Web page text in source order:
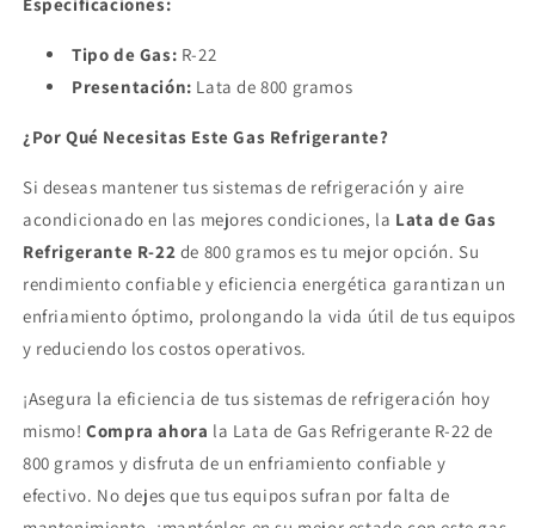
Tipo de Gas: R-22
Presentación: Lata de 800 gramos
¿Por Qué Necesitas Este Gas Refrigerante?
Si deseas mantener tus sistemas de refrigeración y aire
acondicionado en las mejores condiciones, la Lata de Gas
Refrigerante R-22 de 800 gramos es tu mejor opción. Su
rendimiento confiable y eficiencia energética garantizan un
enfriamiento óptimo, prolongando la vida útil de tus equipos
y reduciendo los costos operativos.
¡Asegura la eficiencia de tus sistemas de refrigeración hoy
mismo!Compra ahora la Lata de Gas Refrigerante R-22 de
800 gramos y disfruta de un enfriamiento confiable y
efectivo. No dejes que tus equipos sufran por falta de